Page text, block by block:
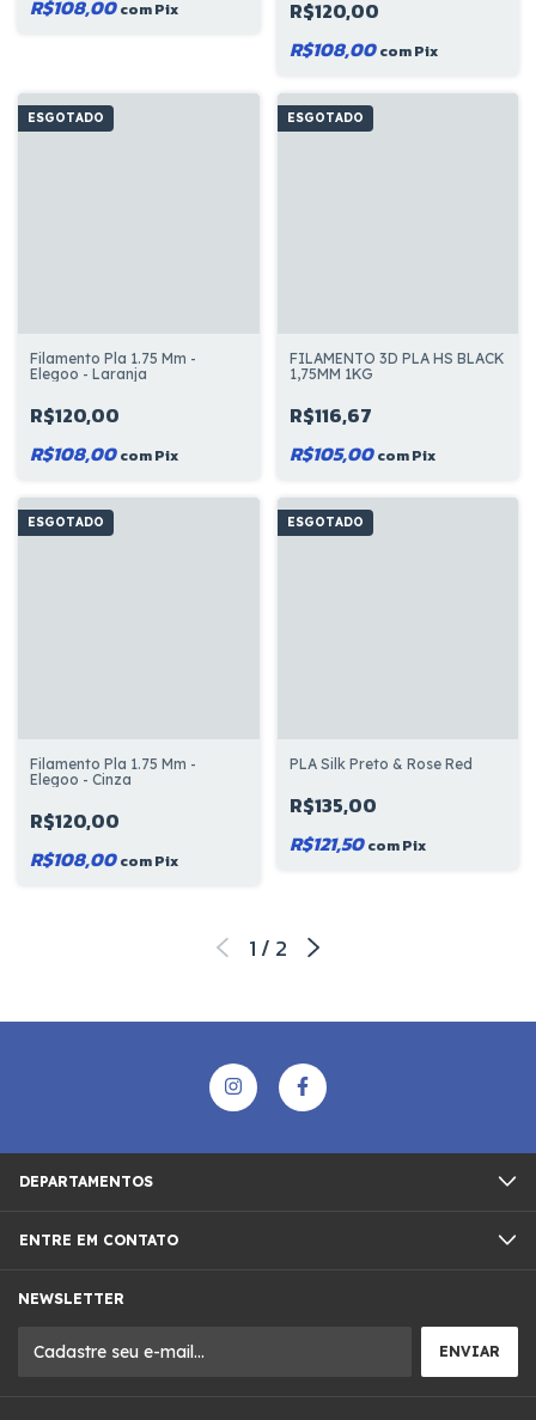
R$108,00comPix
R$120,00
R$108,00comPix
ESGOTADO
Filamento Pla 1.75 Mm -
Elegoo - Laranja
R$120,00
R$108,00comPix
ESGOTADO
FILAMENTO 3D PLA HS BLACK
1,75MM 1KG
R$116,67
R$105,00comPix
ESGOTADO
Filamento Pla 1.75 Mm -
Elegoo - Cinza
R$120,00
R$108,00comPix
ESGOTADO
PLA Silk Preto & Rose Red
R$135,00
R$121,50comPix
1 / 2
DEPARTAMENTOS
ENTRE EM CONTATO
NEWSLETTER